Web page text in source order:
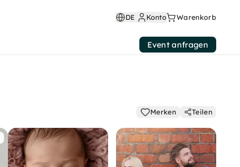
DE Konto Warenkorb
Event anfragen
Merken Teilen